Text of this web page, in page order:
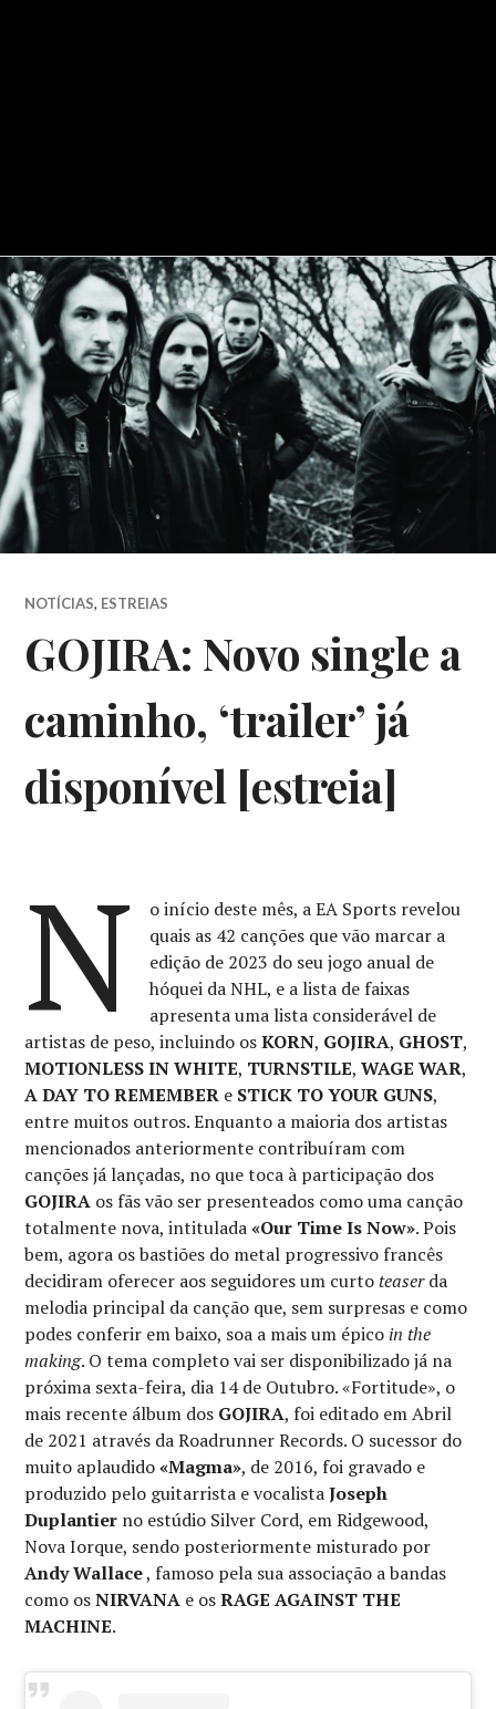
NOTÍCIAS, ESTREIAS
GOJIRA: Novo single a
caminho, ‘trailer’ já
disponível [estreia]
N
o início deste mês, a EA Sports revelou
quais as 42 canções que vão marcar a
edição de 2023 do seu jogo anual de
hóquei da NHL, e a lista de faixas
apresenta uma lista considerável de
artistas de peso, incluindo osKORN, GOJIRA, GHOST,
MOTIONLESS IN WHITE, TURNSTILE,WAGE WAR,
A DAY TO REMEMBER e STICK TO YOUR GUNS,
entre muitos outros. Enquanto a maioria dos artistas
mencionados anteriormente contribuíram com
canções já lançadas, no que toca à participação dos
GOJIRA os fãs vão ser presenteados como uma canção
totalmente nova, intitulada«Our Time Is Now». Pois
bem, agora os bastiões do metal progressivo francês
decidiram oferecer aos seguidores um curtoteaserda
melodia principal da canção que, sem surpresas e como
podes conferir em baixo, soa a mais um épico in the
making. O tema completo vai ser disponibilizado já na
próxima sexta-feira, dia 14 de Outubro. «Fortitude», o
mais recente álbum dos GOJIRA, foi editado em Abril
de 2021 através da Roadrunner Records. O sucessor do
muito aplaudido«Magma», de 2016, foi gravado e
produzido pelo guitarrista e vocalistaJoseph
Duplantier no estúdio Silver Cord, em Ridgewood,
Nova Iorque, sendo posteriormente misturado por
Andy Wallace, famoso pela sua associação a bandas
como osNIRVANA e osRAGE AGAINST THE
MACHINE.